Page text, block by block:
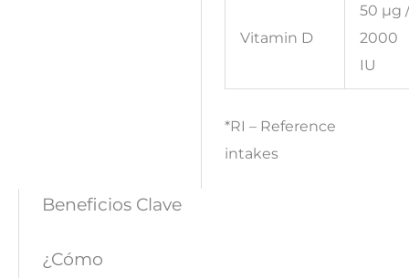
Vitamin D
50 µg
2000
IU
*RI – Reference
intakes
Beneficios Clave
¿Cómo